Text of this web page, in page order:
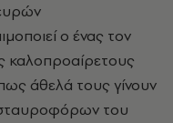
ο ένας τον
καλοπροαίρετους
άθελά τους γίνουν
του